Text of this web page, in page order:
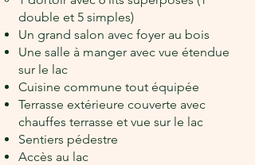
double et 5 simples)
Un grand salon avec foyer au bois
Une salle à manger avec vue ​étendue
sur le lac
Cuisine commune tout équipée
Terrasse extérieure couverte avec
chauffes terrasse et vue sur le lac
Sentiers pédestre
Accès au lac